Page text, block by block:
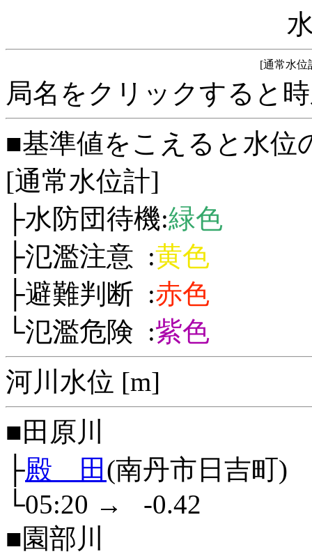
[通常水位
局名をクリックすると
■基準値をこえると水位
[通常水位計]
├水防団待機:緑色
├氾濫注意 :黄色
├避難判断 :赤色
└氾濫危険 :紫色
河川水位 [m]
■田原川
├殿 田 (南丹市日吉町)
└05:20 →
-0.42
■園部川